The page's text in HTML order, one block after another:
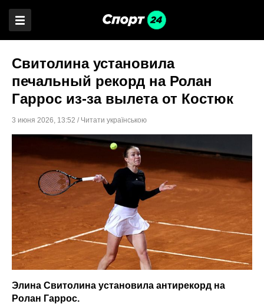
Свитолина установила
печальный рекорд на Ролан
Гаррос из-за вылета от Костюк
3 июня 2026, 13:52 / Читати українською
Элина Свитолина установила антирекорд на
Ролан Гаррос.